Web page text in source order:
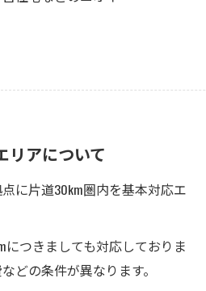
アについて
に片道30km圏内を基本対応エ
につきましても対応しておりま
どの条件が異なります。